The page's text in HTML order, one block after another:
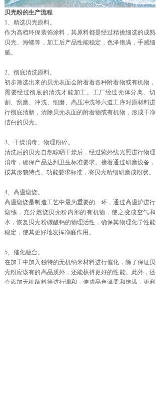
贝壳粉的生产流程
1、精选贝壳原料。
作为高档环保装饰涂料，其原料都是经过精挑细选的成熟
贝壳、海螺等，加工后产品性能稳定，色泽饱满，手感细
腻。
2、彻底清洗原料。
初步筛选出来的贝壳表面会附着着各种附着物或有机物，
需要经过彻底的清洗才能加工。工厂经过壳体分离、切
割、刮磨、冲洗、细磨、高压冲洗等六道工序对原材料进
行彻底清新，清除贝壳表面的附着物或有机物，形成干净
洁白的贝壳。
3、干燥消毒、物理粉碎。
清洗后的贝壳自然晾晒干燥后，经过紫外线光照进行物理
消毒，确保产品达到卫生标准要求。接着通过研磨设备，
按其形貌特点、功能要求标准，将贝壳精细研磨成粉状。
4、高温煅烧。
高温煅烧是制造工艺中最为重要的一环，通过高温炉进行
煅练，充分燃烧贝壳粉内部的有机物，使之变成空气和
水，恢复贝壳粉碳酸钙的物理活性，确保其物理化学性能
稳定，使其更好地发挥净醛作用。
5、催化融合。
在加工中加入独特的无机纳米材料进行催化，除了保证贝
壳粉应该有的高品质外，还能获得更好的性能。此外，还
会添加无机颜料等进行调和，使成品色泽柔和饱满，更利